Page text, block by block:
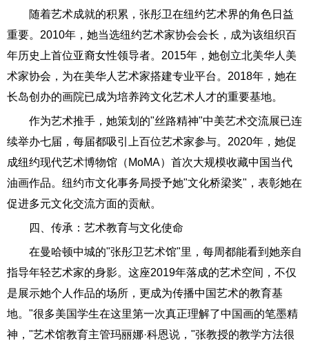
随着艺术成就的积累，张彤卫在纽约艺术界的角色日益
重要。2010年，她当选纽约艺术家协会会长，成为该组织百
年历史上首位亚裔女性领导者。2015年，她创立北美华人美
术家协会，为在美华人艺术家搭建专业平台。2018年，她在
长岛创办的画院已成为培养跨文化艺术人才的重要基地。
作为艺术推手，她策划的"丝路精神"中美艺术交流展已连
续举办七届，每届都吸引上百位艺术家参与。2020年，她促
成纽约现代艺术博物馆（MoMA）首次大规模收藏中国当代
油画作品。纽约市文化事务局授予她"文化桥梁奖"，表彰她在
促进多元文化交流方面的贡献。
四、传承：艺术教育与文化使命
在曼哈顿中城的"张彤卫艺术馆"里，每周都能看到她亲自
指导年轻艺术家的身影。这座2019年落成的艺术空间，不仅
是展示她个人作品的场所，更成为传播中国艺术的教育基
地。"很多美国学生在这里第一次真正理解了中国画的笔墨精
神，"艺术馆教育主管玛丽娜·科恩说，"张教授的教学方法很